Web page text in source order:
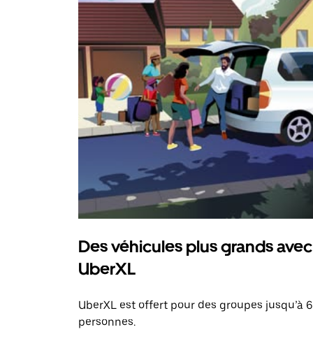
Des véhicules plus grands avec
UberXL
UberXL est offert pour des groupes jusqu’à 6
personnes.